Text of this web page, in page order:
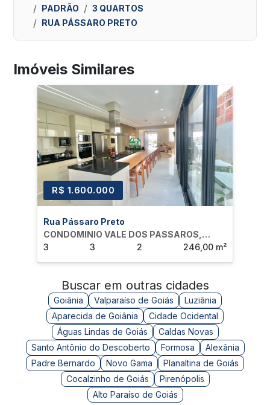
PADRÃO
3 QUARTOS
RUA PÁSSARO PRETO
Imóveis Similares
R$ 1.600.000
Rua Pássaro Preto
CONDOMINIO VALE DOS PASSAROS,
ANAPOLIS
3 3 2 246,00 m²
Buscar em outras cidades
Goiânia Valparaíso de Goiás
Luziânia
Aparecida de Goiânia
Cidade Ocidental
Águas Lindas de Goiás
Caldas Novas
Santo Antônio do Descoberto
Formosa
Alexânia
Padre Bernardo
Novo Gama
Planaltina de Goiás
Cocalzinho de Goiás
Pirenópolis
Alto Paraíso de Goiás